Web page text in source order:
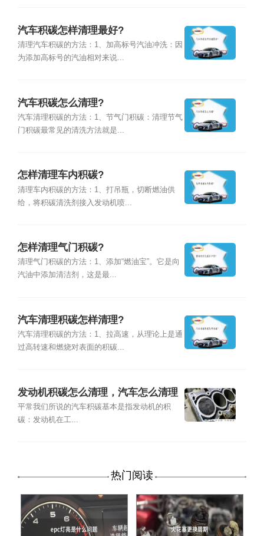
汽车积碳怎样清理最好?
清理汽车积碳的方法：1、加高标号汽油冲洗：因
为添加高标号的汽油相对来说...
汽车积碳怎么清理?
汽车清理积碳的方法：1、节气门积碳：清理节气
门积碳最常见的清洗方法就是...
怎样清理车内积碳?
清理车内积碳的方法：1、打吊瓶，切断燃油供
给，将积碳清洗剂接入发动机喷...
怎样清理气门积碳?
清理气门积碳的方法：1、添加“燃油宝”。它是向
汽油中添加清洁剂，这是最...
汽车清理积碳怎样清理?
汽车清理积碳的方法：1、拉高速，从理论上是通
过高转速和燃烧对表面的积碳...
发动机积碳怎么清理，汽车怎么清理
积碳？
平常我们所说的汽车积碳基本是指发动机的积
碳：发动机在工...
热门阅读